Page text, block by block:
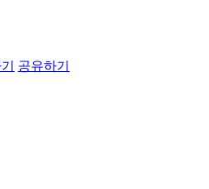
공유하기